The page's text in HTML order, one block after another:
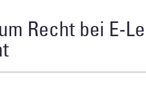
Recht bei E-